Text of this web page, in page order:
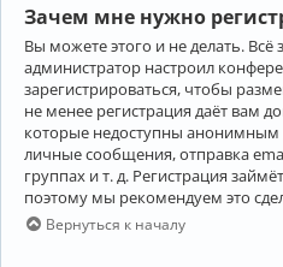
Зачем мне нужно
Вы можете этого и не делать. Всё
администратор настроил
зарегистрироваться, чтобы
не менее регистрация даёт вам
которые недоступны анонимным
личные сообщения, отправка
группах и т. д. Регистрация
поэтому мы рекомендуем это
Вернуться к началу